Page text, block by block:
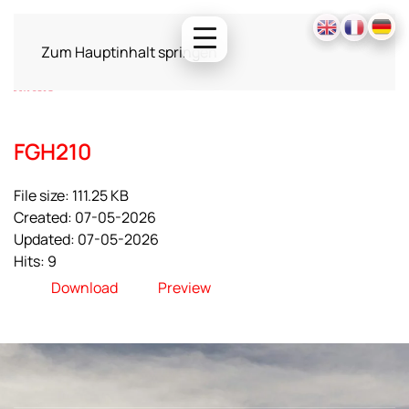
Zum Hauptinhalt springen
FGH210
File size: 111.25 KB
Created: 07-05-2026
Updated: 07-05-2026
Hits: 9
Download
Preview